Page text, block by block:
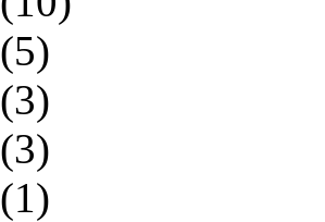
(5)
(3)
(3)
(1)